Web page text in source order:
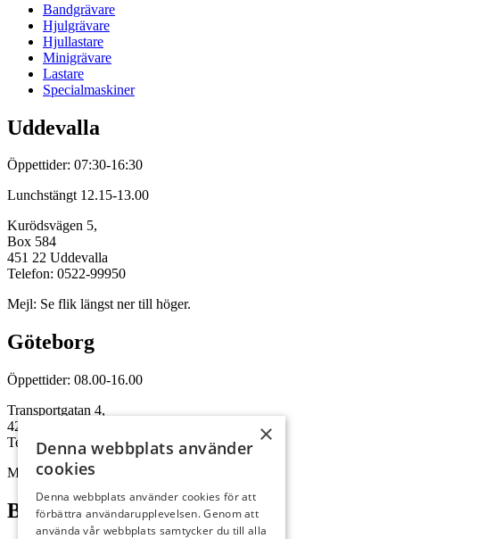
Bandgrävare
Hjulgrävare
Hjullastare
Minigrävare
Lastare
Specialmaskiner
Uddevalla
Öppettider: 07:30-16:30
Lunchstängt 12.15-13.00
Kurödsvägen 5,
Box 584
451 22 Uddevalla
Telefon: 0522-99950
Mejl: Se flik längst ner till höger.
Göteborg
Öppettider: 08.00-16.00
Transportgatan 4,
422 46 Hisings Backa
Telefon: 0708-115352
Mejl: Se flik längst ner till höger.
Brålanda
×
Denna webbplats använder
cookies
Denna webbplats använder cookies för att
förbättra användarupplevelsen. Genom att
använda vår webbplats samtycker du till alla